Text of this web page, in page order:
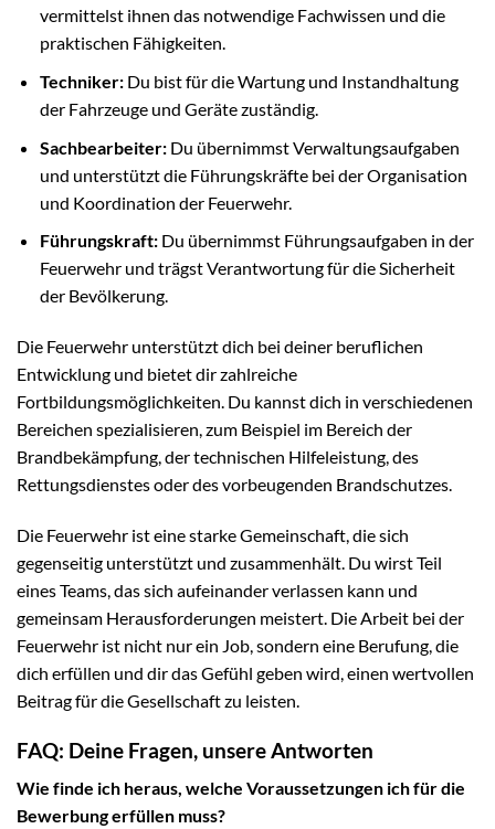
vermittelst ihnen das notwendige Fachwissen und die
praktischen Fähigkeiten.
Techniker:Du bist für die Wartung und Instandhaltung
der Fahrzeuge und Geräte zuständig.
Sachbearbeiter:Du übernimmst Verwaltungsaufgaben
und unterstützt die Führungskräfte bei der Organisation
und Koordination der Feuerwehr.
Führungskraft:Du übernimmst Führungsaufgaben in der
Feuerwehr und trägst Verantwortung für die Sicherheit
der Bevölkerung.
Die Feuerwehr unterstützt dich bei deiner beruflichen
Entwicklung und bietet dir zahlreiche
Fortbildungsmöglichkeiten. Du kannst dich in verschiedenen
Bereichen spezialisieren, zum Beispiel im Bereich der
Brandbekämpfung, der technischen Hilfeleistung, des
Rettungsdienstes oder des vorbeugenden Brandschutzes.
Die Feuerwehr ist eine starke Gemeinschaft, die sich
gegenseitig unterstützt und zusammenhält. Du wirst Teil
eines Teams, das sich aufeinander verlassen kann und
gemeinsam Herausforderungen meistert. Die Arbeit bei der
Feuerwehr ist nicht nur ein Job, sondern eine Berufung, die
dich erfüllen und dir das Gefühl geben wird, einen wertvollen
Beitrag für die Gesellschaft zu leisten.
FAQ: Deine Fragen, unsere Antworten
Wie finde ich heraus, welche Voraussetzungen ich für die
Bewerbung erfüllen muss?